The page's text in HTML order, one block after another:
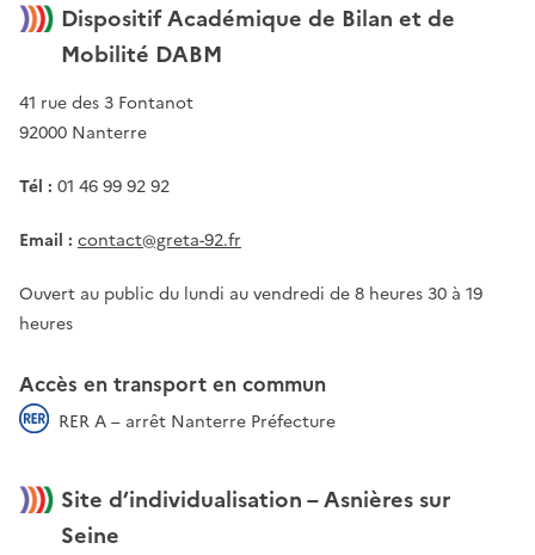
Dispositif Académique de Bilan et de
Mobilité DABM
41 rue des 3 Fontanot
92000 Nanterre
Tél : 01 46 99 92 92
Email : contact@greta-92.fr
Ouvert au public du lundi au vendredi de 8 heures 30 à 19
heures
Accès en transport en commun
RER A – arrêt Nanterre Préfecture
Site d’individualisation – Asnières sur
Seine